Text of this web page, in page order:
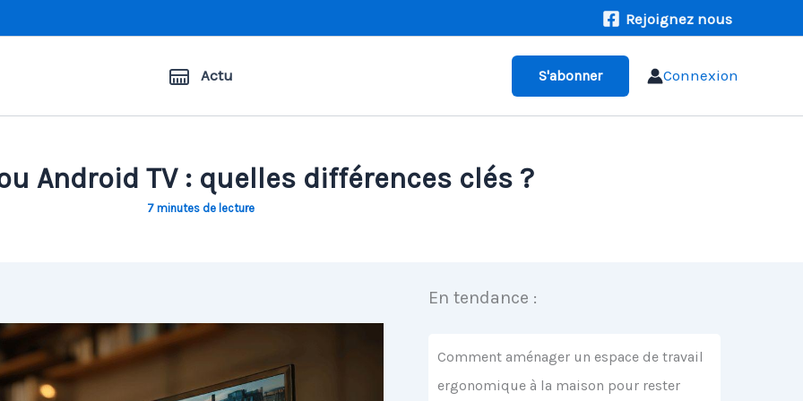
Rejoignez nous
Actu S'abonner Connexion
Android TV : quelles différences clés ?
7 minutes de lecture
En tendance :
Comment aménager un espace de travail
ergonomique à la maison pour rester